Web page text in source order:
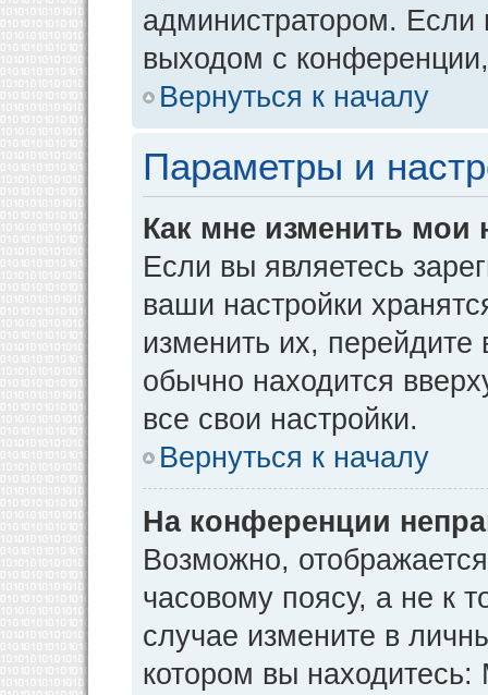
администратором. Если
выходом с
Вернуться к началу
Параметры и
Как мне изменить мои
Если вы являетесь
ваши настройки
изменить их, перейдите
обычно находится
все свои настройки.
Вернуться к началу
На конференции
Возможно,
часовому поясу, а не к
случае измените в
котором вы находитесь: